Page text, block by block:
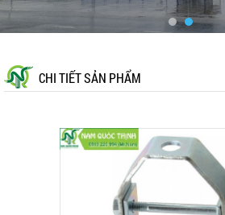
CHI TIẾT SẢN PHẨM